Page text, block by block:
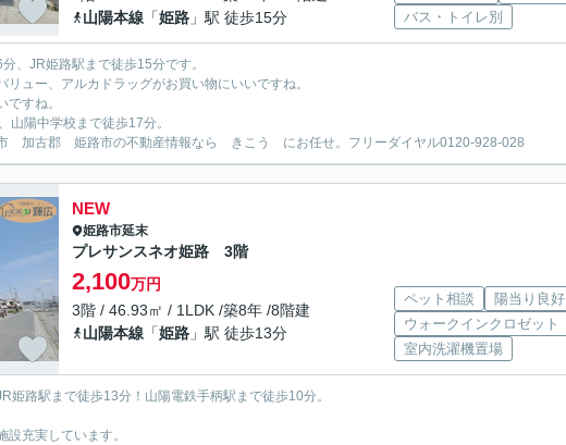
山陽本線 「姫路 」駅 徒歩15分
バス・トイレ別
、JR姫路駅まで徒歩15分です。
リュー、アルカドラッグがお買い物にいいですね。
すね。
山陽中学校まで徒歩17分。
加古郡 姫路市の不動産情報なら きこう にお任せ。フリーダイヤル0120-928-028
NEW
姫路市延末
プレサンスネオ姫路 3階
2,100万円
3階 / 46.93㎡ / 1LDK /築8年 /8階建
山陽本線 「姫路 」駅 徒歩13分
ペット相談 陽当り良好
ウォークインクロゼット
室内洗濯機置場
姫路駅まで徒歩13分！山陽電鉄手柄駅まで徒歩10分。
設充実しています。